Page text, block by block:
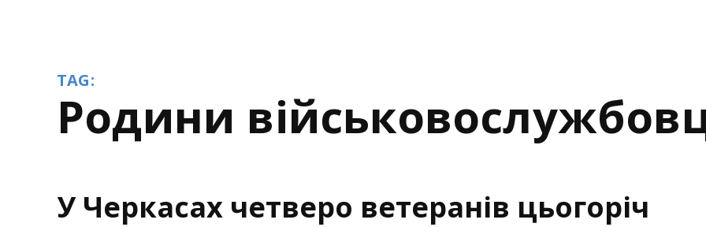
TAG:
родини
У Черкасах четверо ветеранів цьогоріч